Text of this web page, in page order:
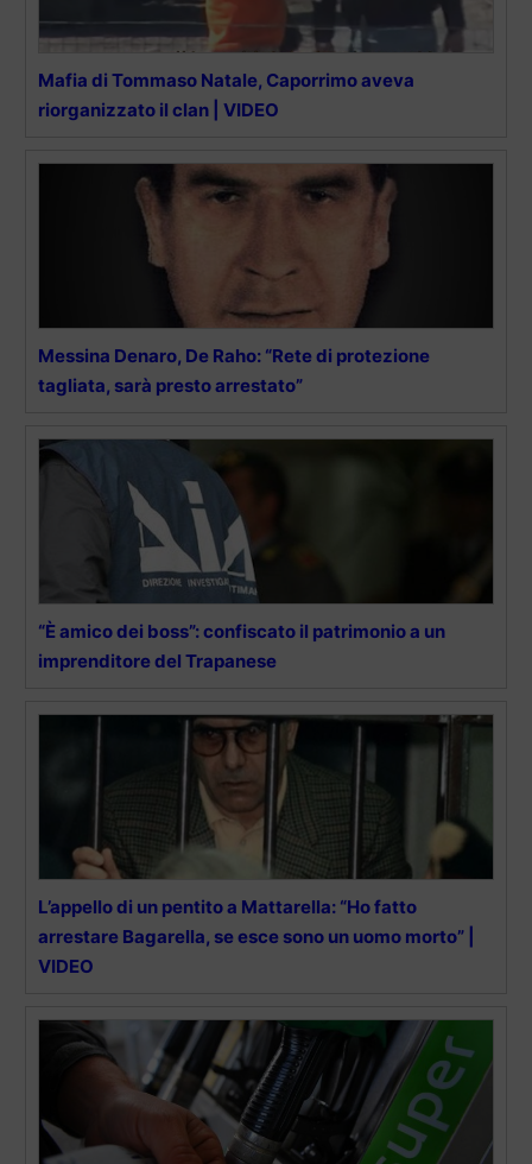
Mafia di Tommaso Natale, Caporrimo aveva
riorganizzato il clan | VIDEO
Messina Denaro, De Raho: “Rete di protezione
tagliata, sarà presto arrestato”
“È amico dei boss”: confiscato il patrimonio a un
imprenditore del Trapanese
L’appello di un pentito a Mattarella: “Ho fatto
arrestare Bagarella, se esce sono un uomo morto” |
VIDEO